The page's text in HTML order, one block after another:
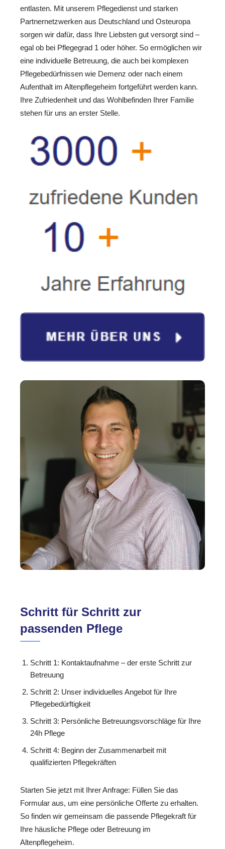
entlasten. Mit unserem Pflegedienst und starken
Partnernetzwerken aus Deutschland und Osteuropa
sorgen wir dafür, dass Ihre Liebsten gut versorgt sind –
egal ob bei Pflegegrad 1 oder höher. So ermöglichen wir
eine individuelle Betreuung, die auch bei komplexen
Pflegebedürfnissen wie Demenz oder nach einem
Aufenthalt im Altenpflegeheim fortgeführt werden kann.
Ihre Zufriedenheit und das Wohlbefinden Ihrer Familie
stehen für uns an erster Stelle.
Schritt für Schritt zur
passenden Pflege
Schritt 1: Kontaktaufnahme – der erste Schritt zur
Betreuung
Schritt 2: Unser individuelles Angebot für Ihre
Pflegebedürftigkeit
Schritt 3: Persönliche Betreuungsvorschläge für Ihre
24h Pflege
Schritt 4: Beginn der Zusammenarbeit mit
qualifizierten Pflegekräften
Starten Sie jetzt mit Ihrer Anfrage: Füllen Sie das
Formular aus, um eine persönliche Offerte zu erhalten.
So finden wir gemeinsam die passende Pflegekraft für
Ihre häusliche Pflege oder Betreuung im
Altenpflegeheim.